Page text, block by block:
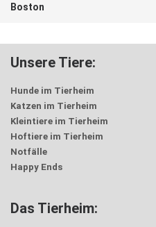
Boston
Unsere Tiere:
Hunde im Tierheim
Katzen im Tierheim
Kleintiere im Tierheim
Hoftiere im Tierheim
Notfälle
Happy Ends
Das Tierheim: